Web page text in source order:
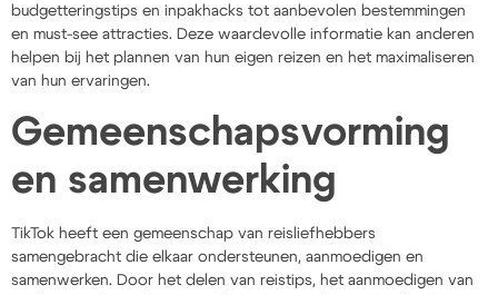
budgetteringstips en inpakhacks tot aanbevolen bestemmingen
en must-see attracties. Deze waardevolle informatie kan anderen
helpen bij het plannen van hun eigen reizen en het maximaliseren
van hun ervaringen.
Gemeenschapsvorming
en samenwerking
TikTok heeft een gemeenschap van reisliefhebbers
samengebracht die elkaar ondersteunen, aanmoedigen en
samenwerken. Door het delen van reistips, het aanmoedigen van